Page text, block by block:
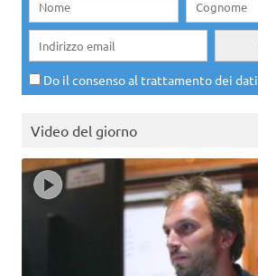
Do il consenso al trattamento dei dati
Video del giorno